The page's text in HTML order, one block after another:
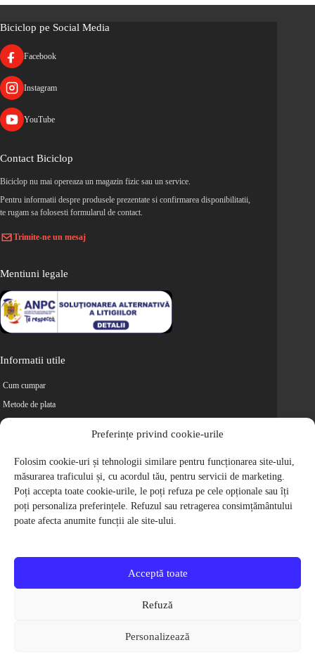
Preferințe privind cookie-urile
Folosim cookie-uri și tehnologii similare pentru funcționarea site-ului,
măsurarea traficului și, cu acordul tău, pentru servicii de marketing.
Poți accepta toate cookie-urile, le poți refuza pe cele opționale sau îți
poți personaliza preferințele. Refuzul sau retragerea consimțământului
poate afecta anumite funcții ale site-ului.
Acceptă toate
Refuză
Personalizează
Biciclop pe Social Media
Facebook
Instagram
YouTube
Contact Biciclop
Biciclop nu mai opereaza un magazin fizic sau un service.
Pentru informatii despre produsele prezentate si confirmarea disponibilitatii,
te rugam sa folosesti formularul de contact.
Trimite-ne un mesaj
Mentiuni legale
Informatii utile
Cum cumpar
Metode de plata
Retur
Cariere
Politica de Confidentialitate
Politica de cookie-uri